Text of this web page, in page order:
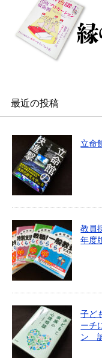
最近の投稿
立命
教員
年度
子ど
ーチ
ン